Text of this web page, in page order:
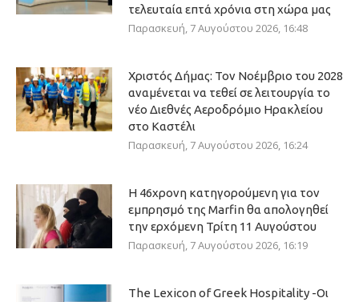
τελευταία επτά χρόνια στη χώρα μας
Παρασκευή, 7 Αυγούστου 2026, 16:48
Χριστός Δήμας: Τον Νοέμβριο του 2028
αναμένεται να τεθεί σε λειτουργία το
νέο Διεθνές Αεροδρόμιο Ηρακλείου
στο Καστέλι
Παρασκευή, 7 Αυγούστου 2026, 16:24
Η 46χρονη κατηγορούμενη για τον
εμπρησμό της Marfin θα απολογηθεί
την ερχόμενη Τρίτη 11 Αυγούστου
Παρασκευή, 7 Αυγούστου 2026, 16:19
The Lexicon of Greek Hospitality -Οι